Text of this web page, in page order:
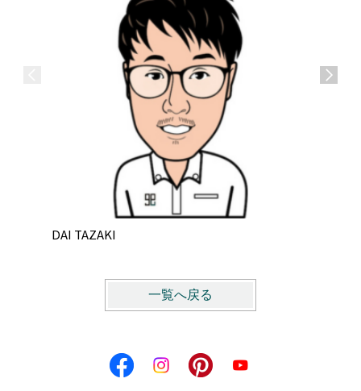
DAI TAZAKI
一覧へ戻る